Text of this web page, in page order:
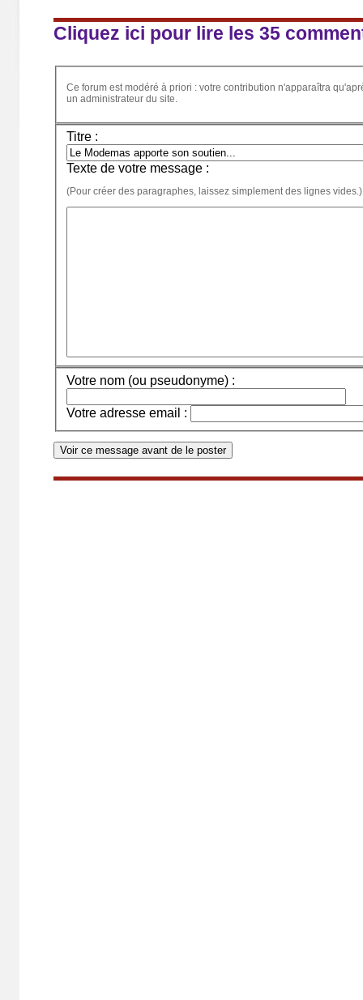
Cliquez ici pour lire les 35
Ce forum est modéré à priori : votre contribution n'apparaîtra
un administrateur du site.
Titre :
Texte de votre message :
(Pour créer des paragraphes, laissez simplement des lignes vides.)
Votre nom (ou pseudonyme) :
Votre adresse email :